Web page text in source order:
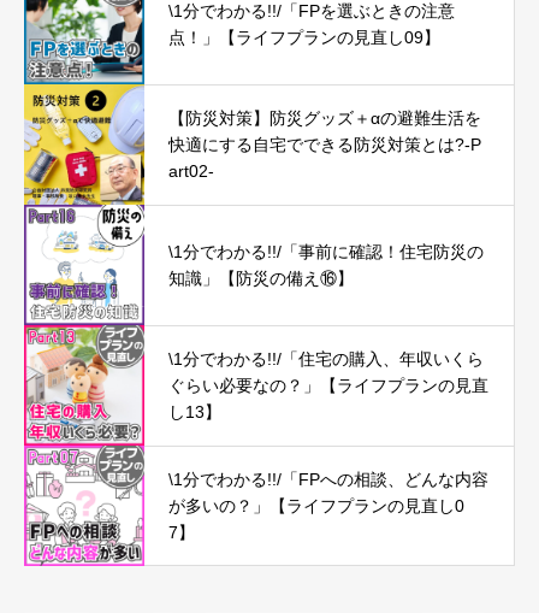
\1分でわかる!!/「FPを選ぶときの注意
点！」【ライフプランの見直し09】
【防災対策】防災グッズ＋αの避難生活を
快適にする自宅でできる防災対策とは?-P
art02-
\1分でわかる!!/「事前に確認！住宅防災の
知識」【防災の備え⑯】
\1分でわかる!!/「住宅の購入、年収いくら
ぐらい必要なの？」【ライフプランの見直
し13】
\1分でわかる!!/「FPへの相談、どんな内容
が多いの？」【ライフプランの見直し0
7】